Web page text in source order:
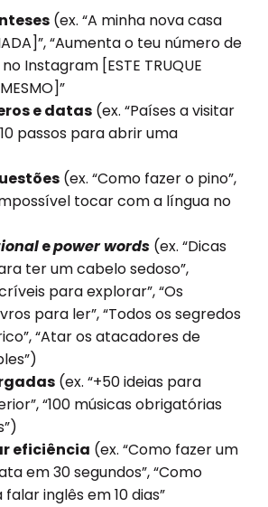
(ex. “A minha nova casa
“Aumenta o teu número de
Instagram [ESTE TRUQUE
e datas (ex. “Países a visitar
passos para abrir uma
(ex. “Como fazer o pino”,
tocar com a língua no
epower words (ex. “Dicas
ter um cabelo sedoso”,
para explorar”, “Os
para ler”, “Todos os segredos
“Atar os atacadores de
(ex. “+50 ideias para
“100 músicas obrigatórias
eficiência (ex. “Como fazer um
em 30 segundos”, “Como
inglês em 10 dias”